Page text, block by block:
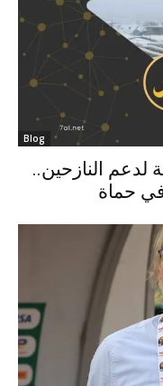
Blog
لدعم النازحين..